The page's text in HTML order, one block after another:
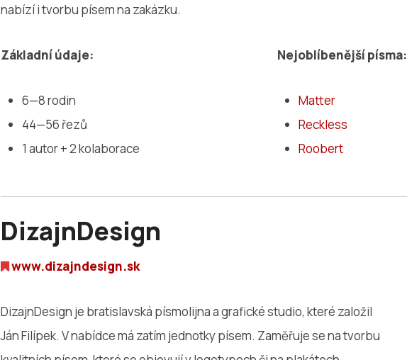
nabízí i tvorbu písem na zakázku.
Základní údaje:
6—8 rodin
44—56 řezů
1 autor + 2 kolaborace
Nejoblíbenější písma:
Matter
Reckless
Roobert
DizajnDesign
www.dizajndesign.sk
DizajnDesign je bratislavská písmolijna a grafické studio, které založil
Ján Filípek. V nabídce má zatím jednotky písem. Zaměřuje se na tvorbu